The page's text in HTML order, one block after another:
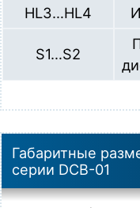
HL3…HL4
S1…S2
Габаритные
серии DCB-01